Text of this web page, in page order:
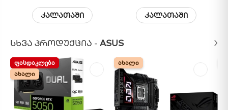
კალათაში კალათაში
ᲡᲮᲕᲐ ᲞᲠᲝᲓᲣᲥᲪᲘᲐ - ASUS
ᲤᲐᲡᲓᲐᲙᲚᲔᲑᲐ
ᲐᲮᲐᲚᲘ
ᲤᲐᲡᲓᲐᲙᲚᲔᲑᲐ
ᲐᲮᲐᲚᲘ
ᲐᲮᲐᲚᲘ
ᲐᲮᲐᲚᲘ